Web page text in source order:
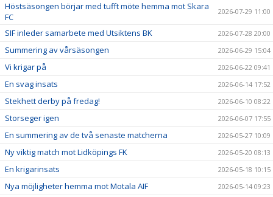
Höstsäsongen börjar med tufft möte hemma mot Skara
FC
2026-07-29 11:00
SIF inleder samarbete med Utsiktens BK 2026-07-28 20:00
Summering av vårsäsongen 2026-06-29 15:04
Vi krigar på 2026-06-22 09:41
En svag insats 2026-06-14 17:52
Stekhett derby på fredag! 2026-06-10 08:22
Storseger igen 2026-06-07 17:55
En summering av de två senaste matcherna 2026-05-27 10:09
Ny viktig match mot Lidköpings FK 2026-05-20 08:13
En krigarinsats 2026-05-18 10:15
Nya möjligheter hemma mot Motala AIF 2026-05-14 09:23